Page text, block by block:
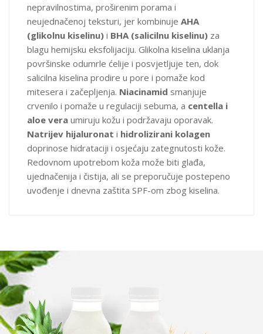
nepravilnostima, proširenim porama i
neujednačenoj teksturi, jer kombinuje AHA
(glikolnu kiselinu) i BHA (salicilnu kiselinu) za
blagu hemijsku eksfolijaciju. Glikolna kiselina uklanja
površinske odumrle ćelije i posvjetljuje ten, dok
salicilna kiselina prodire u pore i pomaže kod
mitesera i začepljenja. Niacinamid smanjuje
crvenilo i pomaže u regulaciji sebuma, a centella i
aloe vera umiruju kožu i podržavaju oporavak.
Natrijev hijaluronat i hidrolizirani kolagen
doprinose hidrataciji i osjećaju zategnutosti kože.
Redovnom upotrebom koža može biti glađa,
ujednačenija i čistija, ali se preporučuje postepeno
uvođenje i dnevna zaštita SPF-om zbog kiselina.